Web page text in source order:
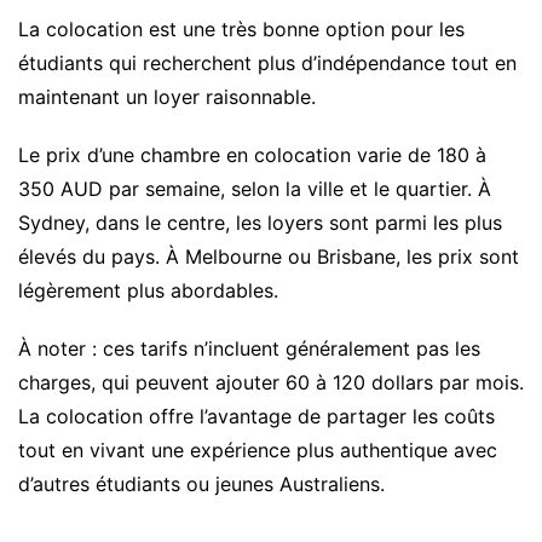
La colocation est une très bonne option pour les
étudiants qui recherchent plus d’indépendance tout en
maintenant un loyer raisonnable.
Le prix d’une chambre en colocation varie de 180 à
350 AUD par semaine, selon la ville et le quartier. À
Sydney, dans le centre, les loyers sont parmi les plus
élevés du pays. À Melbourne ou Brisbane, les prix sont
légèrement plus abordables.
À noter : ces tarifs n’incluent généralement pas les
charges, qui peuvent ajouter 60 à 120 dollars par mois.
La colocation offre l’avantage de partager les coûts
tout en vivant une expérience plus authentique avec
d’autres étudiants ou jeunes Australiens.